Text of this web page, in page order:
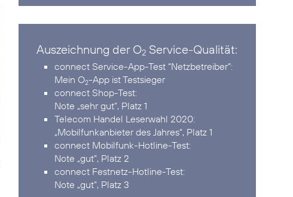
Auszeichnung der O2 Service-Qualität:
connect Service-App-Test “Netzbetreiber”:
Mein O2-App ist Testsieger
connect Shop-Test:
Note „sehr gut”, Platz 1
Telecom Handel Leserwahl 2020:
„Mobilfunkanbieter des Jahres“, Platz 1
connect Mobilfunk-Hotline-Test:
Note „gut”, Platz 2
connect Festnetz-Hotline-Test:
Note „gut”, Platz 3